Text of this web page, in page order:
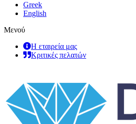
Greek
English
Μενού
Η εταιρεία μας
Κριτικές πελατών